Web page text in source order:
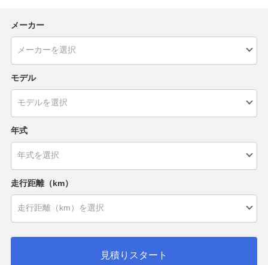
メーカー
モデル
年式
走行距離（km）
見積りスタート